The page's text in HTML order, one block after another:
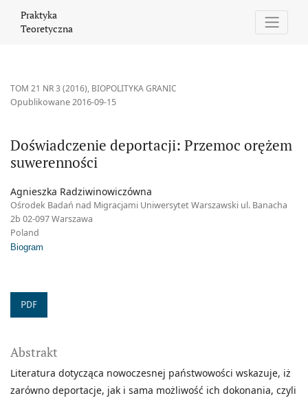
Praktyka
Teoretyczna
TOM 21 NR 3 (2016), BIOPOLITYKA GRANIC
Doświadczenie deportacji: Przemoc orężem
suwerenności
Opublikowane 2016-09-15
Agnieszka Radziwinowiczówna
Ośrodek Badań nad Migracjami Uniwersytet Warszawski ul. Banacha
2b 02-097 Warszawa
Poland
Biogram
PDF
Abstrakt
Literatura dotycząca nowoczesnej państwowości wskazuje, iż
zarówno deportacje, jak i sama możliwość ich dokonania, czyli